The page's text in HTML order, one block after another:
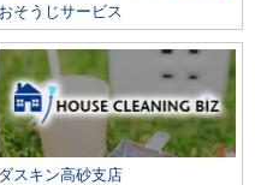
おそうじサービス
ダスキン高砂支店